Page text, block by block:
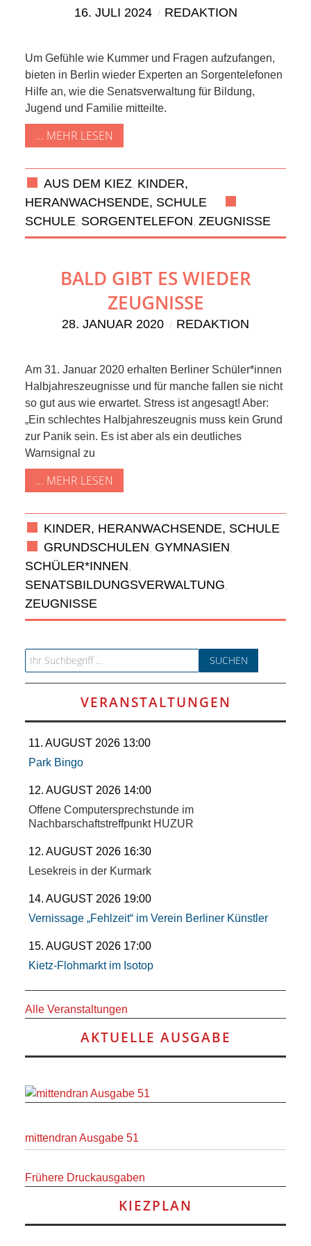
AUS DEM
KIEZ
GEWERBE
UND
GASTRONOMIE
HERANWACHSENDE,
SCHULE
UND
KULTUR
IN
EIGENER
SACHE
MITEINANDER
ÖFFENTLICHER
VERKEHR
BAUEN
UND
WOHNEN
SPORT
UND
FREIZEIT
DER
ANDERE
NETZWERK
SPONSORING
KONTAKT
16. JULI 2024 REDAKTION
Um Gefühle wie Kummer und Fragen aufzufangen,
bieten in Berlin wieder Experten an Sorgentelefonen
Hilfe an, wie die Senatsverwaltung für Bildung,
Jugend und Familie mitteilte.
... MEHR LESEN
AUS DEM KIEZ, KINDER,
HERANWACHSENDE, SCHULE
SCHULE, SORGENTELEFON, ZEUGNISSE
BALD GIBT ES WIEDER
ZEUGNISSE
28. JANUAR 2020 REDAKTION
Am 31. Januar 2020 erhalten Berliner Schüler*innen
Halbjahreszeugnisse und für manche fallen sie nicht
so gut aus wie erwartet. Stress ist angesagt! Aber:
„Ein schlechtes Halbjahreszeugnis muss kein Grund
zur Panik sein. Es ist aber als ein deutliches
Warnsignal zu
... MEHR LESEN
KINDER, HERANWACHSENDE, SCHULE
GRUNDSCHULEN, GYMNASIEN,
SCHÜLER*INNEN,
SENATSBILDUNGSVERWALTUNG,
ZEUGNISSE
Search for:
VERANSTALTUNGEN
11. AUGUST 2026 13:00
Park Bingo
12. AUGUST 2026 14:00
Offene Computersprechstunde im
Nachbarschaftstreffpunkt HUZUR
12. AUGUST 2026 16:30
Lesekreis in der Kurmark
14. AUGUST 2026 19:00
Vernissage „Fehlzeit“ im Verein Berliner Künstler
15. AUGUST 2026 17:00
Kietz-Flohmarkt im Isotop
Alle Veranstaltungen
AKTUELLE AUSGABE
mittendran Ausgabe 51
Frühere Druckausgaben
KIEZPLAN